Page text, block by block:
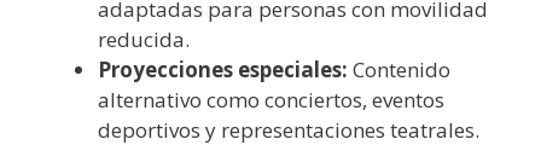
adaptadas para personas con movilidad
reducida.
Proyecciones especiales: Contenido
alternativo como conciertos, eventos
deportivos y representaciones teatrales.